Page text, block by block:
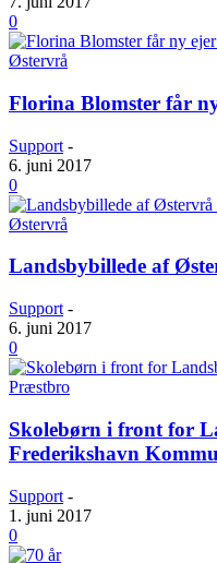
0
Østervrå
Florina Blomster får
Support -
6. juni 2017
0
Østervrå
Landsbybillede af
Support -
6. juni 2017
0
Præstbro
Skolebørn i front for
Frederikshavn
Support -
1. juni 2017
0